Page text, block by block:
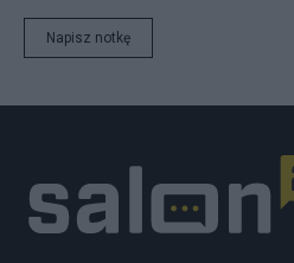
Napisz notkę